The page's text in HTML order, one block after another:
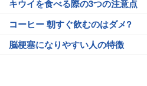
キウイを食べる際の3つの注意点
コーヒー 朝すぐ飲むのはダメ?
脳梗塞になりやすい人の特徴